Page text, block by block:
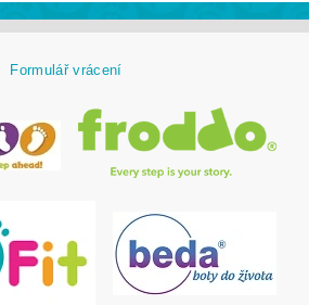
Formulář vrácení